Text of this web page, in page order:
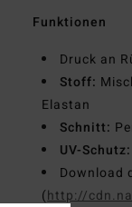
Funktionen
Druck an
Stoff:
Elastan
Schnitt:
UV-Schutz:
Download
(http://